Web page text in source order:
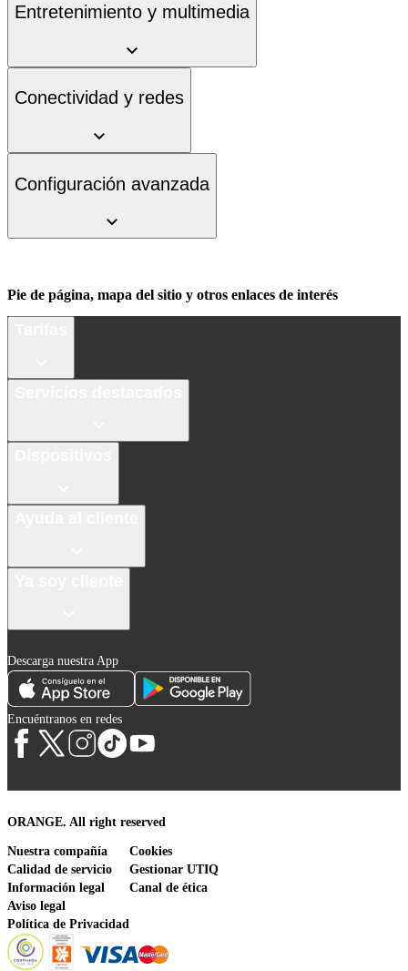
Entretenimiento y multimedia
Conectividad y redes
Configuración avanzada
Pie de página, mapa del sitio y otros enlaces de interés
Descarga nuestra App
Encuéntranos en redes
ORANGE. All right reserved
Nuestra compañía
Calidad de servicio
Información legal
Aviso legal
Política de Privacidad
Cookies
Gestionar UTIQ
Canal de ética